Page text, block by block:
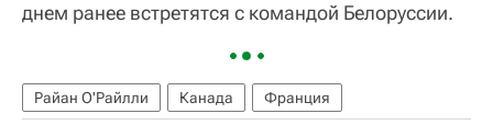
днем ранее встретятся с командой Белоруссии.
Райан О'Райлли Канада Франция